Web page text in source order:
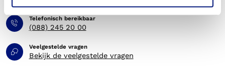
Telefonisch bereikbaar
(088) 245 20 00
Veelgestelde vragen
Bekijk de veelgestelde vragen